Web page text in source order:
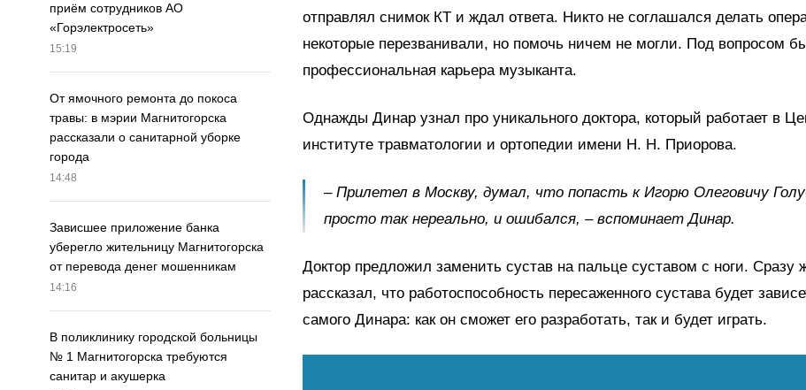
приём сотрудников АО
«Горэлектросеть»
15:19
От ямочного ремонта до покоса
травы: в мэрии Магнитогорска
рассказали о санитарной уборке
города
14:48
Зависшее приложение банка
уберегло жительницу Магнитогорска
от перевода денег мошенникам
14:16
В поликлинику городской больницы
№ 1 Магнитогорска требуются
санитар и акушерка
отправлял снимок КТ и ждал ответа. Никто не соглашался делать
некоторые перезванивали, но помочь ничем не могли. Под вопросом
профессиональная карьера музыканта.
Однажды Динар узнал про уникального доктора, который работает в
институте травматологии и ортопедии имени Н. Н. Приорова.
– Прилетел в Москву, думал, что попасть к Игорю Олеговичу
просто так нереально, и ошибался, – вспоминает Динар.
Доктор предложил заменить сустав на пальце суставом с ноги. Сразу
рассказал, что работоспособность пересаженного сустава будет
самого Динара: как он сможет его разработать, так и будет играть.